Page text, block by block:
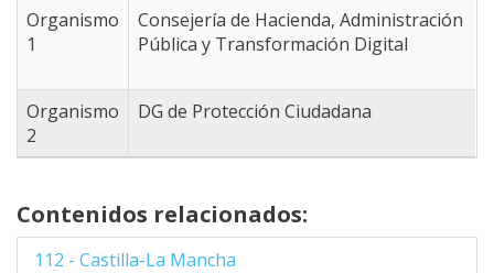
-4.9493408203125
38.623908948333,
-4.3341064453125
38.365951588109,
-3.8177490234375
-3.3013916015625
-2.9058837890625
38.460643187983,
Organismo
1
Consejería de Hacienda, Administración
Pública y Transformación Digital
Organismo
2
DG de Protección Ciudadana
Contenidos relacionados:
112 - Castilla-La Mancha